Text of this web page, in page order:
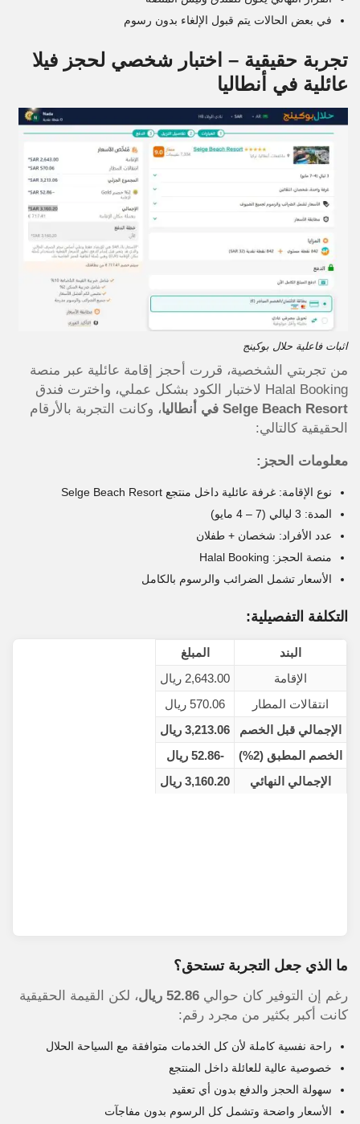
في بعض الحالات يتم قبول الإلغاء بدون رسوم
تجربة حقيقية – اختبار شخصي لحجز فيلا
عائلية في أنطاليا
اثبات فاعلية حلال بوكينج
من تجربتي الشخصية، قررت أحجز إقامة عائلية عبر منصة
Halal Booking لاختبار الكود بشكل عملي، واخترت فندق
Selge Beach Resort في أنطاليا
، وكانت التجربة بالأرقام
الحقيقية كالتالي:
معلومات الحجز:
نوع الإقامة: غرفة عائلية داخل منتجع Selge Beach Resort
المدة: 3 ليالي (7 – 4 مايو)
عدد الأفراد: شخصان + طفلان
منصة الحجز: Halal Booking
الأسعار تشمل الضرائب والرسوم بالكامل
التكلفة التفصيلية:
البند
المبلغ
الإقامة
2,643.00 ريال
انتقالات المطار
570.06 ريال
الإجمالي قبل الخصم
3,213.06 ريال
الخصم المطبق (2%)
-52.86 ريال
الإجمالي النهائي
3,160.20 ريال
ما الذي جعل التجربة تستحق؟
رغم إن التوفير كان حوالي 52.86 ريال
، لكن القيمة الحقيقية
كانت أكبر بكثير من مجرد رقم:
راحة نفسية كاملة لأن كل الخدمات متوافقة مع السياحة الحلال
خصوصية عالية للعائلة داخل المنتجع
سهولة الحجز والدفع بدون أي تعقيد
الأسعار واضحة وتشمل كل الرسوم بدون مفاجآت